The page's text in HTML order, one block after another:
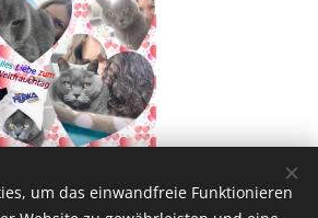
um das einwandfreie Funktionieren